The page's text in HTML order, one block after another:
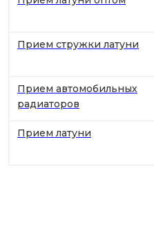
Прием стружки латуни
Прием автомобильных
радиаторов
Прием латуни